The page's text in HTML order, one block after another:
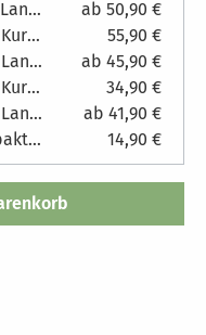
Hiss Reet Schilfplatte 5 cm Langhalm
ab 50,90 €
Hiss Reet Schilfplatte 6 cm Kurzhalm Maße Platten: 100 x 200 cm (LxH)
55,90 €
Hiss Reet Schilfplatte 6 cm Langhalm
ab 45,90 €
Hiss Reet Schilfplatte 8 cm Kurzhalm Maße Platten: 100 x 100 cm (LxH)
34,90 €
Hiss Reet Schilfplatte 8 cm Langhalm
ab 41,90 €
Hiss Reet Schilfplatte kompakt Maße: 3 cm (D)
14,90 €
Wert ein